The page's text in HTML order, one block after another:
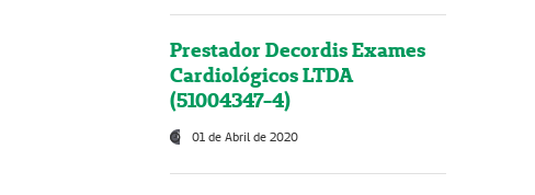
Prestador Decordis Exames
Cardiológicos LTDA
(51004347-4)
01 de Abril de 2020